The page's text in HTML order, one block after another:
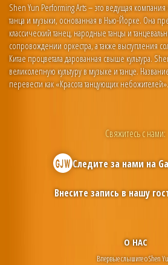
Shen Yun Performing Arts – это ведущая компания
танца и музыки, основанная в Нью-Йорке. Она
классический танец, народные танцы и
сопровождении оркестра, а также выступления
Китае процветала дарованная свыше культура.
великолепную культуру в музыке и танце.
перевести как «Красота танцующих небожителей».
О НАС
Впервые слышите о Shen
Свяжитесь с нами:
Следите за нами на
Внесите запись в нашу